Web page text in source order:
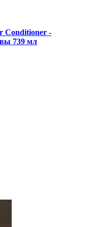
Conditioner -
739 мл